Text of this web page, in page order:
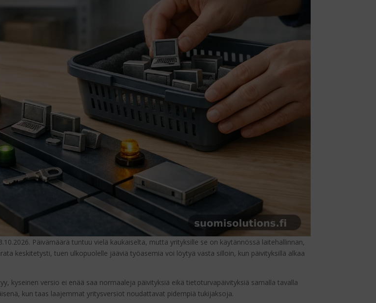
Päivämäärä tuntuu vielä kaukaiselta, mutta yrityksille se on käytännössä laitehallinnan,
keskitetysti, tuen ulkopuolelle jääviä työasemia voi löytyä vasta silloin, kun päivityksillä alkaa
kyseinen versio ei enää saa normaaleja päivityksiä eikä tietoturvapäivityksiä samalla tavalla
kun taas laajemmat yritysversiot noudattavat pidempiä tukijaksoja.